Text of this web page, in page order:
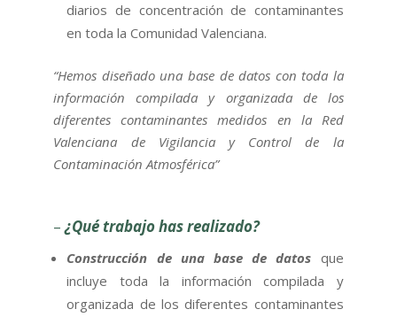
diarios de concentración de contaminantes
en toda la Comunidad Valenciana.
“Hemos diseñado una base de datos con toda la
información compilada y organizada de los
diferentes contaminantes medidos en la Red
Valenciana de Vigilancia y Control de la
Contaminación Atmosférica”
–¿Qué trabajo has realizado?
Construcción de una base de datos que
incluye toda la información compilada y
organizada de los diferentes contaminantes